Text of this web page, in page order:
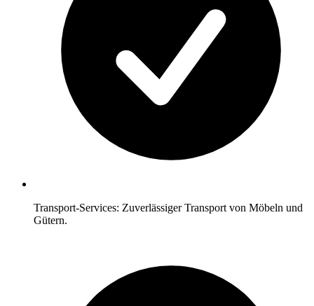
Transport-Services: Zuverlässiger Transport von Möbeln und
Gütern.